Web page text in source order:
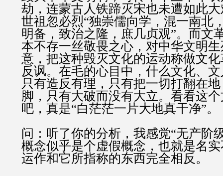
劫，连蒙古人铁蹄灭宋也未遭如此
世祖忽必烈“独崇儒向学，混一南北
明备，致治之隆，庶几贞观”。而文
本不存一丝敬畏之心，对中华文明
意，把这种毁灭文化的运动称做文
反讽。在毛的心目中，什么文化、
只有造反有理，只有把一切打翻在
脚，只有大破而没有大立。看看这
吧，真是“白茫茫一片大地真干净”。
问：听了你的分析，我感觉“无产阶
概念似乎是个虚假概念，也就是名
运作和它所指称的东西完全相反。